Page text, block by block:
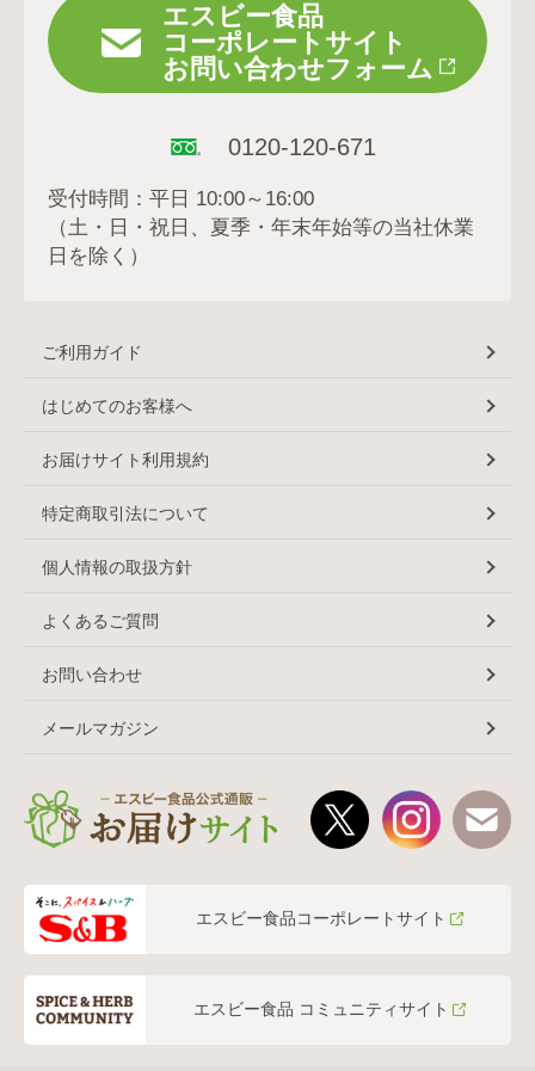
エスビー食品
コーポレートサイト
お問い合わせフォーム
0120-120-671
受付時間：平日 10:00～16:00
（土・日・祝日、夏季・年末年始等の当社休業
日を除く）
ご利用ガイド
はじめてのお客様へ
お届けサイト利用規約
特定商取引法について
個人情報の取扱方針
よくあるご質問
お問い合わせ
メールマガジン
エスビー食品コーポレートサイト
エスビー食品 コミュニティサイト